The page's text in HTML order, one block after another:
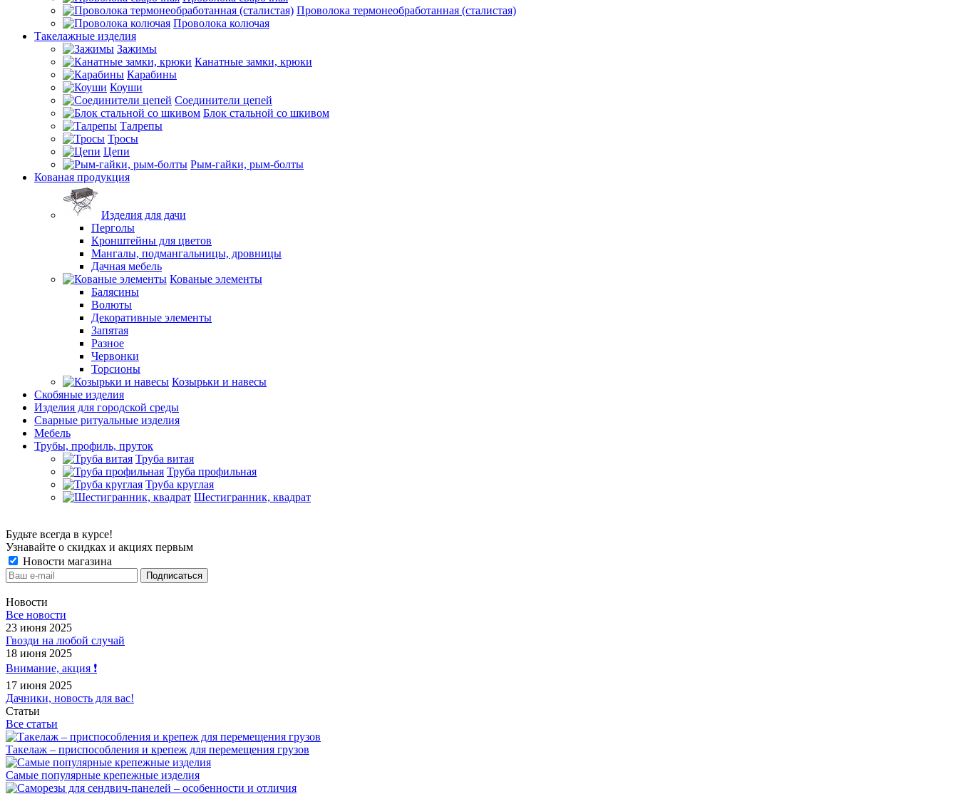
Проволока термонеобработанная (сталистая)
Проволока колючая
Такелажные изделия
Зажимы
Канатные замки, крюки
Карабины
Коуши
Соединители цепей
Блок стальной со шкивом
Талрепы
Тросы
Цепи
Рым-гайки, рым-болты
Кованая продукция
Изделия для дачи
Перголы
Кронштейны для цветов
Мангалы, подмангальницы, дровницы
Дачная мебель
Кованые элементы
Балясины
Волюты
Декоративные элементы
Запятая
Разное
Червонки
Торсионы
Козырьки и навесы
Скобяные изделия
Изделия для городской среды
Сварные ритуальные изделия
Мебель
Трубы, профиль, пруток
Труба витая
Труба профильная
Труба круглая
Шестигранник, квадрат
Будьте всегда в курсе!
Узнавайте о скидках и акциях первым
Новости магазина
Новости
Все новости
23 июня 2025
Гвозди на любой случай
18 июня 2025
Внимание, акция ❗️
17 июня 2025
Дачники, новость для вас!
Статьи
Все статьи
Такелаж – приспособления и крепеж для перемещения грузов
Самые популярные крепежные изделия